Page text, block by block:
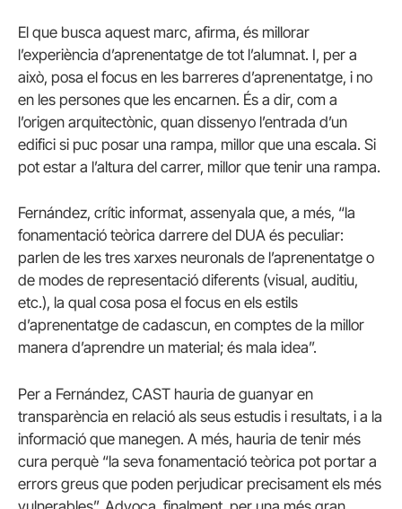
El que busca aquest marc, afirma, és millorar
l’experiència d’aprenentatge de tot l’alumnat. I, per a
això, posa el focus en les barreres d’aprenentatge, i no
en les persones que les encarnen. És a dir, com a
l’origen arquitectònic, quan dissenyo l’entrada d’un
edifici si puc posar una rampa, millor que una escala. Si
pot estar a l’altura del carrer, millor que tenir una rampa.
Fernández, crític informat, assenyala que, a més, “la
fonamentació teòrica darrere del DUA és peculiar:
parlen de les tres xarxes neuronals de l’aprenentatge o
de modes de representació diferents (visual, auditiu,
etc.), la qual cosa posa el focus en els estils
d’aprenentatge de cadascun, en comptes de la millor
manera d’aprendre un material; és mala idea”.
Per a Fernández, CAST hauria de guanyar en
transparència en relació als seus estudis i resultats, i a la
informació que manegen. A més, hauria de tenir més
cura perquè “la seva fonamentació teòrica pot portar a
errors greus que poden perjudicar precisament els més